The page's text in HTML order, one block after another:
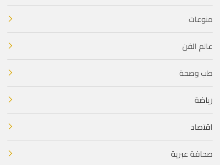
منوعات
عالم الفن
طب وصحة
رياضة
اقتصاد
صحافة عبرية